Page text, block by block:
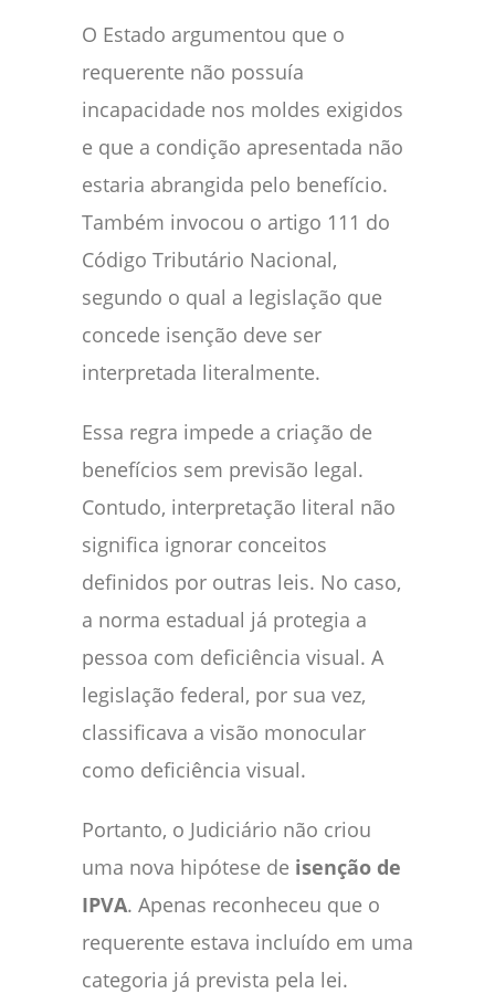
O Estado argumentou que o
requerente não possuía
incapacidade nos moldes exigidos
e que a condição apresentada não
estaria abrangida pelo benefício.
Também invocou o artigo 111 do
Código Tributário Nacional,
segundo o qual a legislação que
concede isenção deve ser
interpretada literalmente.
Essa regra impede a criação de
benefícios sem previsão legal.
Contudo, interpretação literal não
significa ignorar conceitos
definidos por outras leis. No caso,
a norma estadual já protegia a
pessoa com deficiência visual. A
legislação federal, por sua vez,
classificava a visão monocular
como deficiência visual.
Portanto, o Judiciário não criou
uma nova hipótese de isenção de
IPVA. Apenas reconheceu que o
requerente estava incluído em uma
categoria já prevista pela lei.